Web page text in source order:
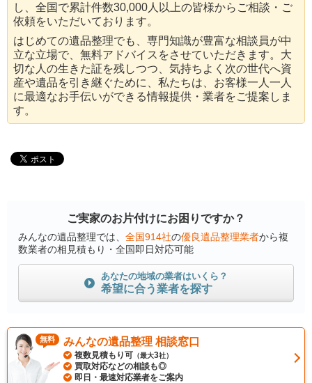
し、全国で累計件数30,000人以上の皆様からご相談・ご
依頼をいただいております。
はじめての遺品整理でも、専門知識が豊富な相談員が中
立な立場で、無料アドバイスをさせていただきます。大
切な人の生きた証を残しつつ、気持ちよく次の世代へ資
産や遺品を引き継ぐために、私たちは、お客様一人一人
に最適なお手伝いができる情報提供・業者をご提案しま
す。
ご実家のお片付けにお困りですか？
みんなの遺品整理では、 全国914社の優良遺品整理業者から複
数業者の相見積もり・全国即日対応可能
あなたの地域の業者はいくら？
希望に合う業者を探す
無料 みんなの遺品整理 相談窓口
複数見積もり可 （最大3社）
買取対応などの相談も◎
即日・最速対応業者をご案内